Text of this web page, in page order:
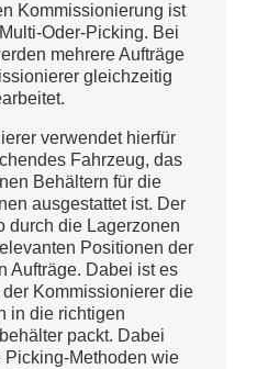
Kommissionierung ist
Oder-Picking. Bei
mehrere Aufträge
gleichzeitig
verwendet hierfür
Fahrzeug, das
Behältern für die
ausgestattet ist. Der
durch die Lagerzonen
Positionen der
Aufträge. Dabei ist es
Kommissionierer die
in die richtigen
packt. Dabei
Picking-Methoden wie